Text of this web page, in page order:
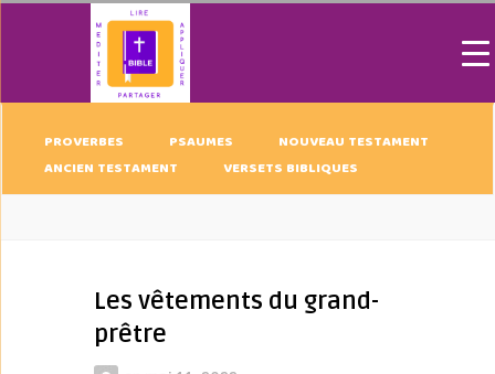
PROVERBES PSAUMES
NOUVEAU TESTAMENT
ANCIEN TESTAMENT
VERSETS BIBLIQUES
Les vêtements du grand-
prêtre